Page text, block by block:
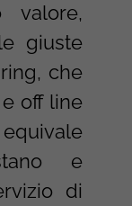
valore,
giuste
che
off line
e
di